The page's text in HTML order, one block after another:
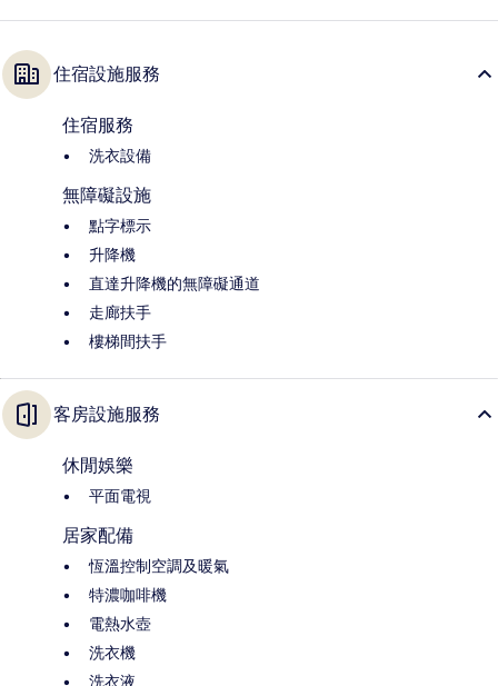
住宿設施服務
住宿服務
洗衣設備
無障礙設施
點字標示
升降機
直達升降機的無障礙通道
走廊扶手
樓梯間扶手
客房設施服務
休閒娛樂
平面電視
居家配備
恆溫控制空調及暖氣
特濃咖啡機
電熱水壺
洗衣機
洗衣液